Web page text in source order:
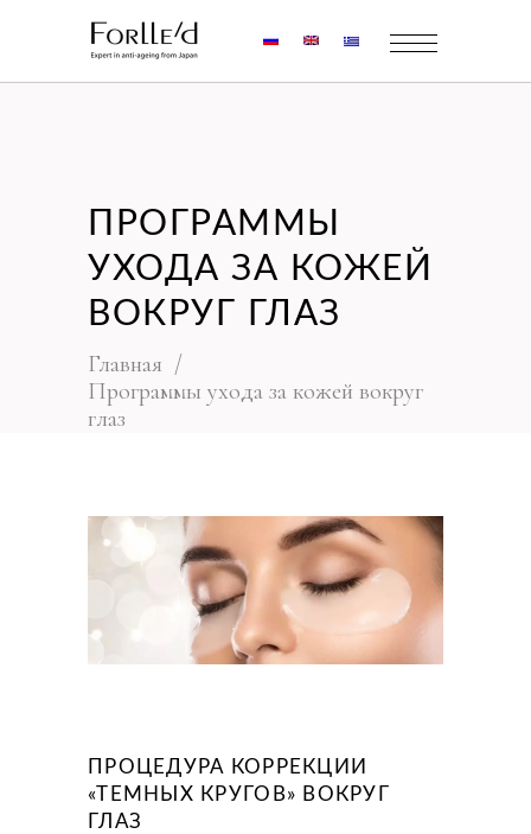
ПРОГРАММЫ
УХОДА ЗА КОЖЕЙ
ВОКРУГ ГЛАЗ
Главная /
Программы ухода за кожей вокруг
глаз
ПРОЦЕДУРА КОРРЕКЦИИ
«ТЕМНЫХ КРУГОВ» ВОКРУГ
ГЛАЗ